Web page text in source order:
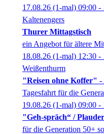
17.08.26 (1-mal) 09:00 -
Kaltenengers
Thurer Mittagstisch
ein Angebot für ältere
18.08.26 (1-mal) 12:30 -
Weißenthurm
"Reisen ohne Koffer"
Tagesfahrt für die
19.08.26 (1-mal) 09:00 -
"Geh-spräch“ /
für die Generation 50+